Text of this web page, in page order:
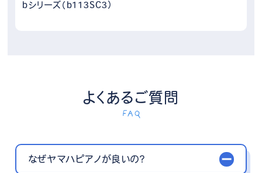
bシリーズ（b113SC3）
よくあるご質問
FAQ
なぜヤマハピアノが良いの？